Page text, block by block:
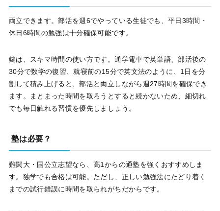
両立できます。部活を週6でやっている生徒でも、平日3時間・
休日6時間の勉強は十分確保可能です。
鍵は、スキマ時間の使い方です。通学電車で英単語、部活後の
30分で数学の復習、就寝前の15分で英文法のように、1日を分
割して積み上げると、部活と両立しながら週27時間を確保でき
ます。まとまった時間を取ろうとすると続かないため、細切れ
でも毎日触れる習慣を優先しましょう。
塾は必要？
難関大・国公立志望なら、高1からの通塾を強くおすすめしま
す。独学でも合格は可能。ただし、正しい勉強法にたどり着く
までの試行錯誤に時間を取られがちだからです。